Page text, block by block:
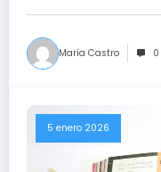
María Castro
5 enero 2026